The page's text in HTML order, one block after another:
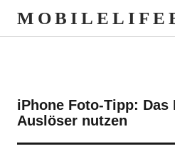
iPhone Foto-Tipp: Das
Auslöser nutzen